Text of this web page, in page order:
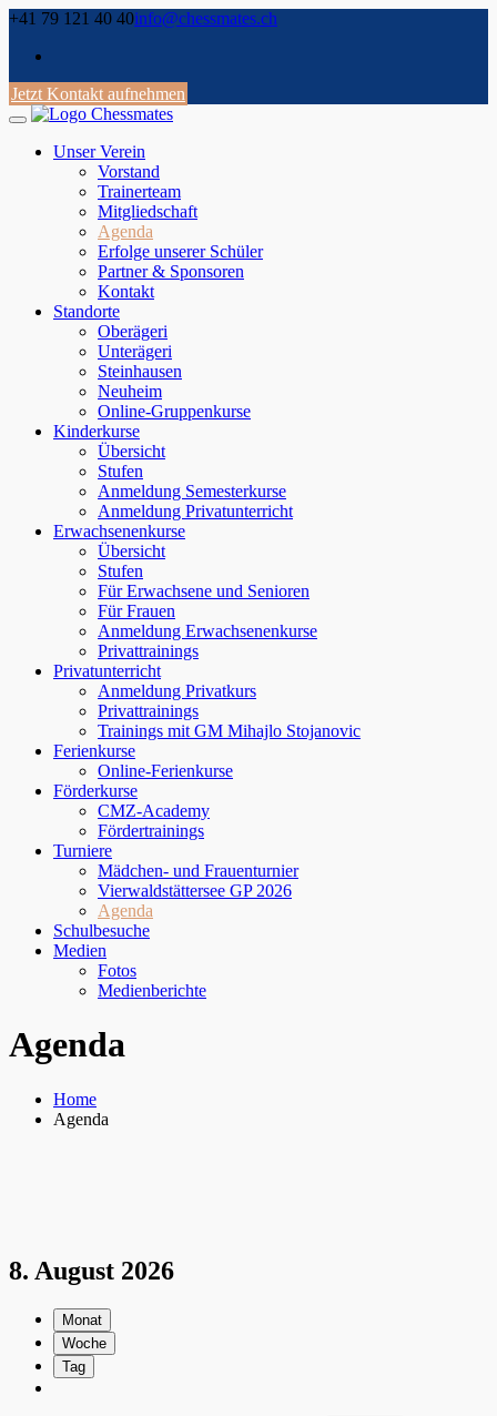
Skip
content
+41 79 121 40 40info@chessmates.ch
Jetzt Kontakt aufnehmen
Unser Verein
Vorstand
Trainerteam
Mitgliedschaft
Agenda
Erfolge unserer Schüler
Partner & Sponsoren
Kontakt
Standorte
Oberägeri
Unterägeri
Steinhausen
Neuheim
Online-Gruppenkurse
Kinderkurse
Übersicht
Stufen
Anmeldung Semesterkurse
Anmeldung Privatunterricht
Erwachsenenkurse
Übersicht
Stufen
Für Erwachsene und Senioren
Für Frauen
Anmeldung Erwachsenenkurse
Privattrainings
Privatunterricht
Anmeldung Privatkurs
Privattrainings
Trainings mit GM Mihajlo Stojanovic
Ferienkurse
Online-Ferienkurse
Förderkurse
CMZ-Academy
Fördertrainings
Turniere
Mädchen- und Frauenturnier
Vierwaldstättersee GP 2026
Agenda
Schulbesuche
Medien
Fotos
Medienberichte
Agenda
Home
Agenda
8. August 2026
Monat
Woche
Tag